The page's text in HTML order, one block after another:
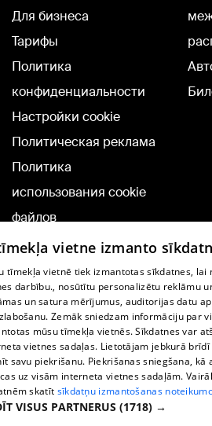
Для бизнеса
Тарифы
Политика
конфиденциальности
Настройки cookie
Политическая реклама
Политика
использования cookie
файлов
Добавление
комментариев
TВ-программа
Условия договора
360 Ziņu kontakti
Helio Media
Служба помощи портала: э-почта -
vietne izmanto
tīmekļa vietnē tiek izmantotas sīkdatnes,
darbību., nosūtītu personalizētu reklāmu
un satura mērījumus, auditorijas datu
Zemāk sniedzam informāciju par
mūsu tīmekļa vietnēs. Sīkdatnes var
vietnes sadaļas. Lietotājam jebkurā
savu piekrišanu. Piekrišanas sniegšana,
uz visām interneta vietnes sadaļām.
skatīt sīkdatņu izmantošanas
VISUS PARTNERUS (1718) →